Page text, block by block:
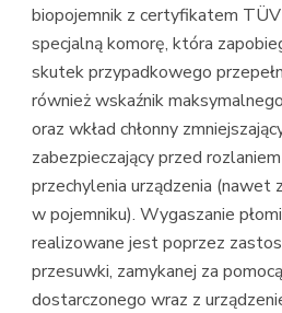
biopojemnik z certyfikatem
specjalną komorę, która
skutek przypadkowego
również wskaźnik
oraz wkład chłonny
zabezpieczający przed
przechylenia urządzenia (nawet
w pojemniku). Wygaszanie
realizowane jest poprzez
przesuwki, zamykanej za
dostarczonego wraz z